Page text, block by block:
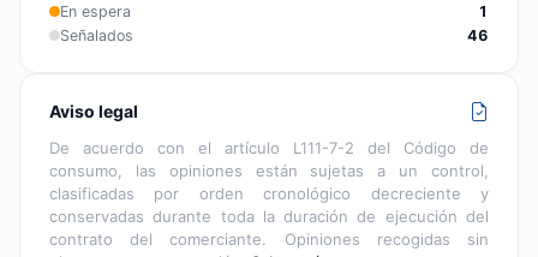
En espera
1
Señalados
46
Aviso legal
De acuerdo con el artículo L111-7-2 del Código de
consumo, las opiniones están sujetas a un control,
clasificadas por orden cronológico decreciente y
conservadas durante toda la duración de ejecución del
contrato del comerciante. Opiniones recogidas sin